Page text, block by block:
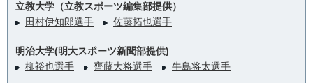
立教大学（立教スポーツ編集部提供）
田村伊知郎選手
佐藤拓也選手
明治大学(明大スポーツ新聞部提供)
柳裕也選手
齊藤大将選手 牛島将太選手